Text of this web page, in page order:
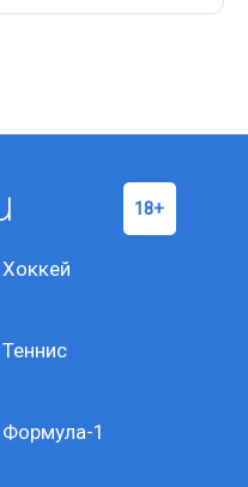
Хоккей
Теннис
Формула-1